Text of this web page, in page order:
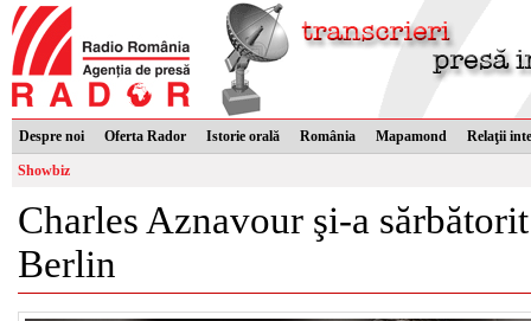
Despre noi Oferta Rador Istorie orală România Mapamond Relaţii
Showbiz
Charles Aznavour şi-a
Berlin